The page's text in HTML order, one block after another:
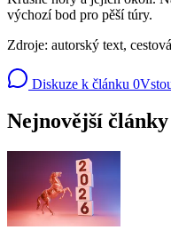
výchozí bod pro pěší túry.
Zdroje: autorský text,
Diskuze k článku 0
Nejnovější články